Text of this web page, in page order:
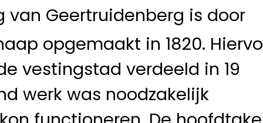
Geertruidenberg is door
opgemaakt in 1820.
vestingstad verdeeld in 19
werk was noodzakelijk